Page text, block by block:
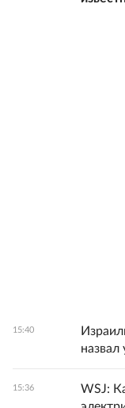
15:40
назвал
15:36
WSJ: